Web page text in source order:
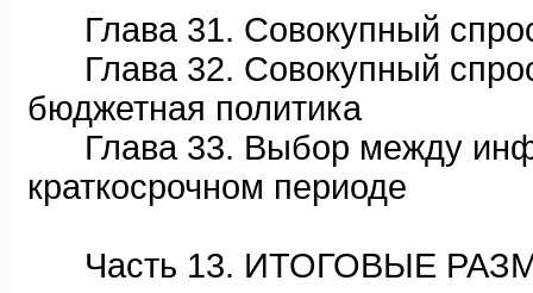
Глава 31. Совокупный
Глава 32. Совокупный
бюджетная политика
Глава 33. Выбор между
краткосрочном периоде
Часть 13. ИТОГОВЫЕ